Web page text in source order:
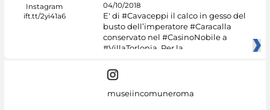
04/10/2018
E' di #Cavaceppi il calco in gesso del
busto dell’imperatore #Caracalla
conservato nel #CasinoNobile a
#VillaTorlonia. Per la
museiincomuneroma